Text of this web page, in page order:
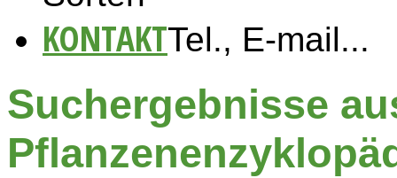
KONTAKTTel., E-mail...
Suchergebnisse